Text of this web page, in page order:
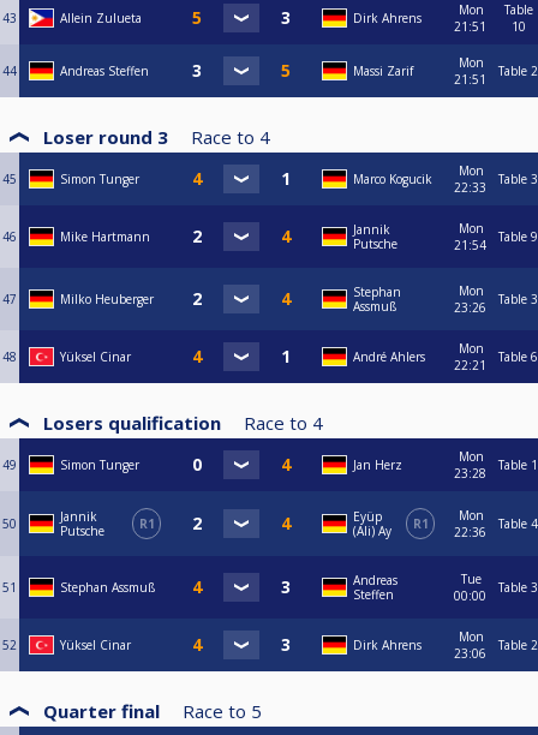
43 Allein Zulueta Dirk Ahrens
Mon
21:51
Table
10
44 Andreas Steffen Massi Zarif
Mon
21:51
Table 2
Loser round 3 Race to 4
45 Simon Tunger Marco Kogucik
Mon
22:33
Table 3
46 Mike Hartmann
Jannik
Putsche
Mon
21:54
Table 9
47 Milko Heuberger
Stephan
Assmuß
Mon
23:26
Table 3
48 Yüksel Cinar André Ahlers
Mon
22:21
Table 6
Losers qualification Race to 4
49 Simon Tunger Jan Herz
Mon
23:28
Table 1
50
Jannik
Putsche
R1
Eyüp
(Ali) Ay
R1
Mon
22:36
Table 4
51 Stephan Assmuß
Andreas
Steffen
Tue
00:00
Table 3
52 Yüksel Cinar Dirk Ahrens
Mon
23:06
Table 2
Quarter final Race to 5